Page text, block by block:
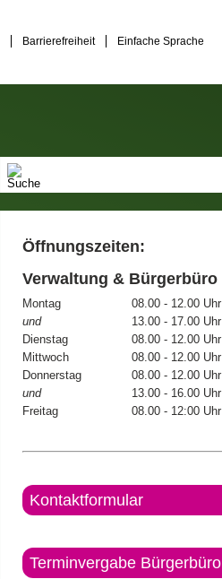
Barrierefreiheit Einfache Sprache
Öffnungszeiten:
Verwaltung & Bürgerbüro
Montag
08.00 - 12.00 Uhr
und
13.00 - 17.00 Uhr
Dienstag
08.00 - 12.00 Uhr
Mittwoch
08.00 - 12.00 Uhr
Donnerstag
08.00 - 12.00 Uhr
und
13.00 - 16.00 Uhr
Freitag
08.00 - 12:00 Uhr
Kontaktformular
Terminvergabe Bürgerbüro